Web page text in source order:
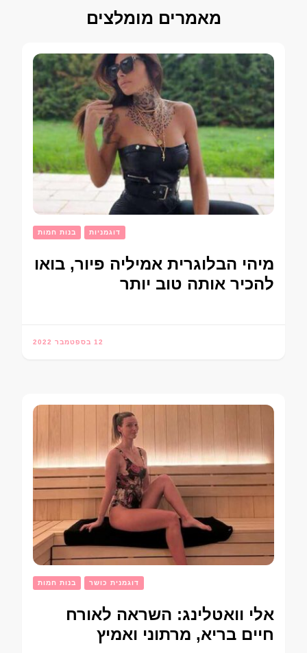
מאמרים מומלצים
בנות חמות דוגמניות
מיהי הבלוגרית אמיליה פיור, בואו
להכיר אותה טוב יותר
12 בספטמבר 2022
בנות חמות דוגמנית כושר
אלי וואטלינג: השראה לאורח
חיים בריא, מרתוני ואמיץ